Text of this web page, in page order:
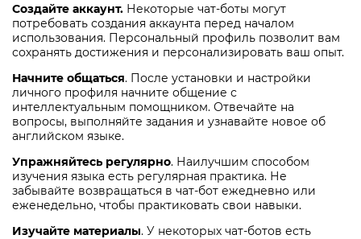
Создайте аккаунт. Некоторые чат-боты могут
потребовать создания аккаунта перед началом
использования. Персональный профиль позволит вам
сохранять достижения и персонализировать ваш опыт.
Начните общаться. После установки и настройки
личного профиля начните общение с
интеллектуальным помощником. Отвечайте на
вопросы, выполняйте задания и узнавайте новое об
английском языке.
Упражняйтесь регулярно. Наилучшим способом
изучения языка есть регулярная практика. Не
забывайте возвращаться в чат-бот ежедневно или
еженедельно, чтобы практиковать свои навыки.
Изучайте материалы. У некоторых чат-ботов есть